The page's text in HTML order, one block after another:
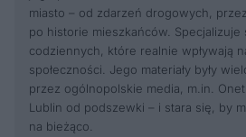
miasto – od zdarzeń drogowych,
po historie mieszkańców. Specjalizuje
codziennych, które realnie wpływają
społeczności. Jego materiały były
przez ogólnopolskie media, m.in.
Lublin od podszewki – i stara się, by
na bieżąco.